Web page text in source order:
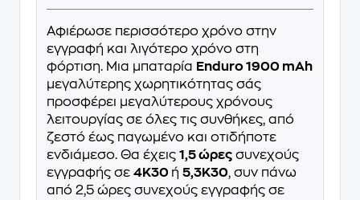
Αφιέρωσε περισσότερο χρόνο στην
εγγραφή και λιγότερο χρόνο στη
φόρτιση. Μια μπαταρία Enduro 1900 mAh
μεγαλύτερης χωρητικότητας σάς
προσφέρει μεγαλύτερους χρόνους
λειτουργίας σε όλες τις συνθήκες, από
ζεστό έως παγωμένο και οτιδήποτε
ενδιάμεσο. Θα έχεις 1,5 ώρες συνεχούς
εγγραφής σε 4K30 ή 5,3K30, συν πάνω
από 2,5 ώρες συνεχούς εγγραφής σε